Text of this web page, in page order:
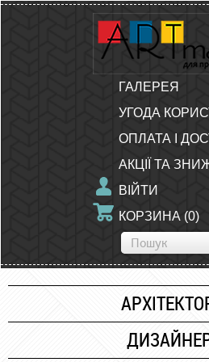
ГАЛЕРЕЯ
УГОДА
ОПЛАТА І
АКЦІЇ ТА
ВІЙТИ
КОРЗИНА (0)